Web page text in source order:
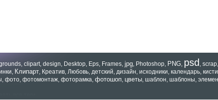
, clipart, design, Desktop, Eps, Frames, jpg, Photoshop, PNG, psd , scrap
, Клипарт, Креатив, Любовь, детский, дизайн, исходники, календарь, кисти
, фото, фотомонтаж, фоторамка, фотошоп, цветы, шаблон, шаблоны,